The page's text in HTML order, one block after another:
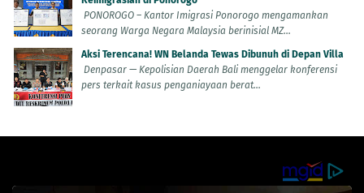
PONOROGO – Kantor Imigrasi Ponorogo mengamankan
seorang Warga Negara Malaysia berinisial MZ...
Aksi Terencana! WN Belanda Tewas Dibunuh di Depan Villa
Denpasar — Kepolisian Daerah Bali menggelar konferensi
pers terkait kasus penganiayaan berat...